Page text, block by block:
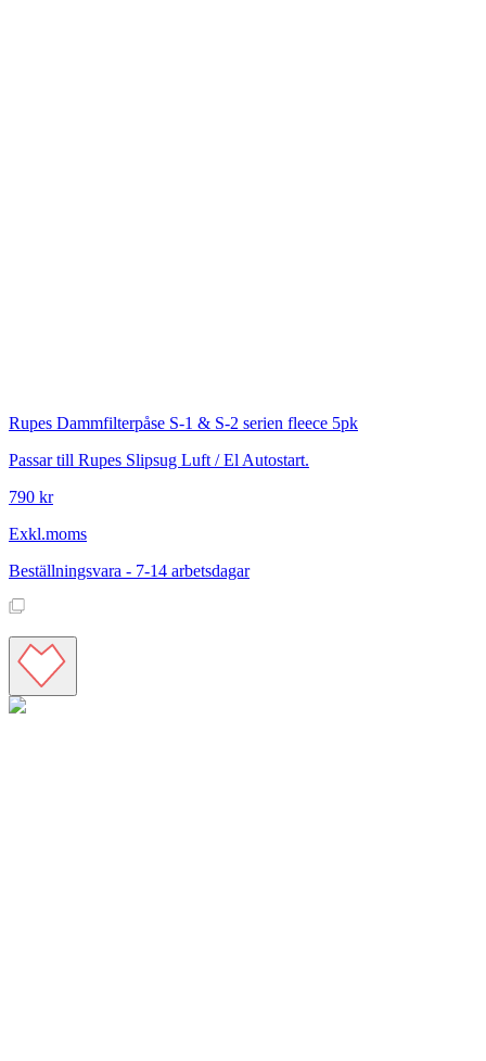
Rupes Dammfilterpåse S-1 & S-2 serien fleece 5pk
Passar till Rupes Slipsug Luft / El Autostart.
790 kr
Exkl.moms
Beställningsvara - 7-14 arbetsdagar